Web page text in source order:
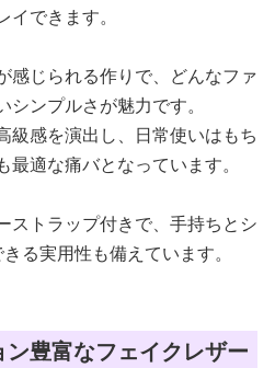
できます。
感じられる作りで、どんなファ
ンプルさが魅力です。
級感を演出し、日常使いはもち
適な痛バとなっています。
ストラップ付きで、手持ちとシ
る実用性も備えています。
豊富なフェイクレザー